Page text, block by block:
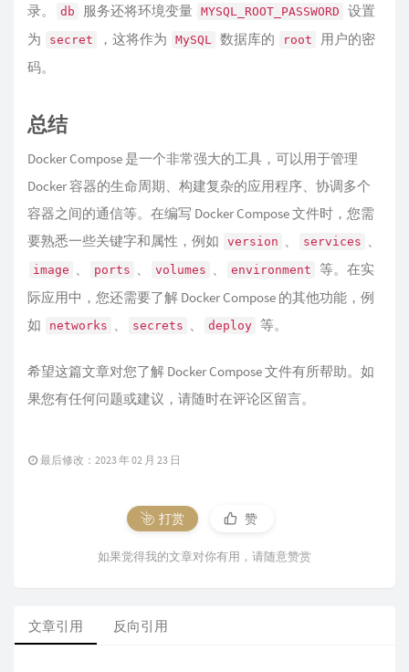
录。
db 服务还将环境变量 MYSQL_ROOT_PASSWORD
设置
为
secret ，这将作为 MySQL 数据库的 root
用户的密
码。
总结
Docker Compose 是一个非常强大的工具，可以用于管理
Docker 容器的生命周期、构建复杂的应用程序、协调多个
容器之间的通信等。在编写 Docker Compose 文件时，您需
要熟悉一些关键字和属性，例如
version services
image ports volumes environment
等。在实
际应用中，您还需要了解 Docker Compose 的其他功能，例
如
networks secrets deploy 等。
希望这篇文章对您了解 Docker Compose 文件有所帮助。如
果您有任何问题或建议，请随时在评论区留言。
最后修改：2023 年 02 月 23 日
打赏 赞
如果觉得我的文章对你有用，请随意赞赏
文章引用 反向引用